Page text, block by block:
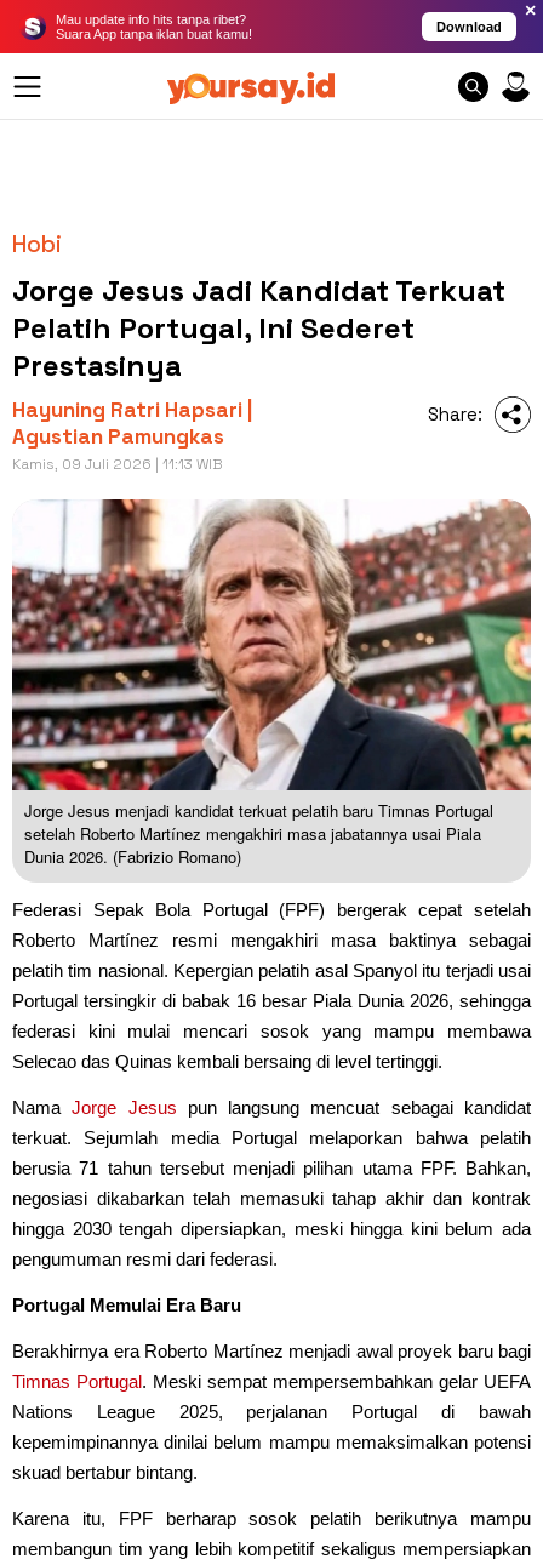
Mau update info hits tanpa ribet?
Suara App tanpa iklan buat kamu!
Download
×
Hobi
Jorge Jesus Jadi Kandidat Terkuat
Pelatih Portugal, Ini Sederet
Prestasinya
Hayuning Ratri Hapsari |
Agustian Pamungkas
Kamis, 09 Juli 2026 | 11:13 WIB
Share:
Jorge Jesus menjadi kandidat terkuat pelatih baru Timnas Portugal
setelah Roberto Martínez mengakhiri masa jabatannya usai Piala
Dunia 2026. (Fabrizio Romano)
Federasi Sepak Bola Portugal (FPF) bergerak cepat setelah
Roberto Martínez resmi mengakhiri masa baktinya sebagai
pelatih tim nasional. Kepergian pelatih asal Spanyol itu terjadi usai
Portugal tersingkir di babak 16 besar Piala Dunia 2026, sehingga
federasi kini mulai mencari sosok yang mampu membawa
Selecao das Quinas kembali bersaing di level tertinggi.
NamaJorge Jesus pun langsung mencuat sebagai kandidat
terkuat. Sejumlah media Portugal melaporkan bahwa pelatih
berusia 71 tahun tersebut menjadi pilihan utama FPF. Bahkan,
negosiasi dikabarkan telah memasuki tahap akhir dan kontrak
hingga 2030 tengah dipersiapkan, meski hingga kini belum ada
pengumuman resmi dari federasi.
Portugal Memulai Era Baru
Berakhirnya era Roberto Martínez menjadi awal proyek baru bagi
Timnas Portugal. Meski sempat mempersembahkan gelar UEFA
Nations League 2025, perjalanan Portugal di bawah
kepemimpinannya dinilai belum mampu memaksimalkan potensi
skuad bertabur bintang.
Karena itu, FPF berharap sosok pelatih berikutnya mampu
membangun tim yang lebih kompetitif sekaligus mempersiapkan